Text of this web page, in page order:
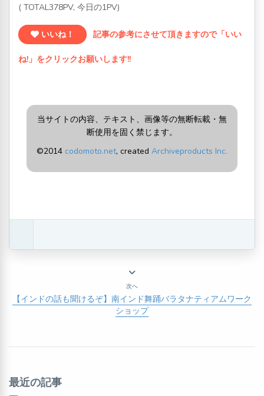
( TOTAL378PV, 今日の1PV)
いいね！ 記事の参考にさせて頂きますので「いい
ね!」をクリックお願いします!!
当サイトの内容、テキスト、画像等の無断転載・無
断使用を固く禁じます。
©2014 codomoto.net, created Archiveproducts Inc.
次へ
【インドの話も聞けるぞ】南インド舞踊バラタナティアムワーク
ショップ
最近の記事